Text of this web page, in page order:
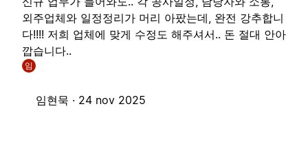
외주업체와 일정정리가 머리 아팠는데, 완전 강추합니
다!!!! 저희 업체에 맞게 수정도 해주셔서.. 돈 절대 안아
깝습니다..
임
임현묵 · 24 nov 2025